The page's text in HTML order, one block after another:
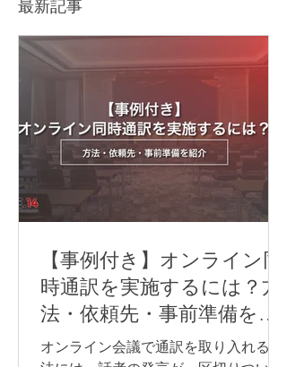
最新記事
【事例付き】オンライン同
時通訳を実施するには？方
法・依頼先・事前準備を紹
介
オンライン会議で通訳を取り入れる方